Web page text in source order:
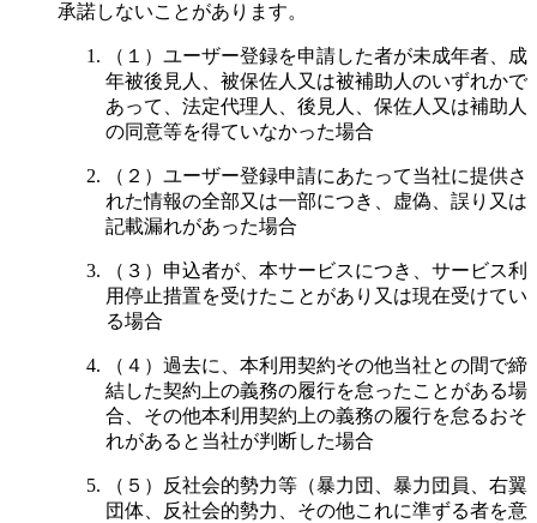
承諾しないことがあります。
（１）ユーザー登録を申請した者が未成年者、成
年被後見人、被保佐人又は被補助人のいずれかで
あって、法定代理人、後見人、保佐人又は補助人
の同意等を得ていなかった場合
（２）ユーザー登録申請にあたって当社に提供さ
れた情報の全部又は一部につき、虚偽、誤り又は
記載漏れがあった場合
（３）申込者が、本サービスにつき、サービス利
用停止措置を受けたことがあり又は現在受けてい
る場合
（４）過去に、本利用契約その他当社との間で締
結した契約上の義務の履行を怠ったことがある場
合、その他本利用契約上の義務の履行を怠るおそ
れがあると当社が判断した場合
（５）反社会的勢力等（暴力団、暴力団員、右翼
団体、反社会的勢力、その他これに準ずる者を意